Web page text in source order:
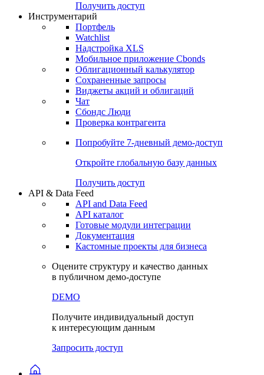
Попробуйте7-дневный
Откройте глобальную базу данных
Получить доступ
Инструментарий
Портфель
Watchlist
Надстройка XLS
Мобильное приложение Cbonds
Облигационный калькулятор
Сохраненные запросы
Чат
Проверка контрагента
Попробуйте7-дневный
Откройте глобальную базу данных
Получить доступ
API & Data Feed
API and Data Feed
Готовые модули интеграции
Документация
в публичном демо-доступе